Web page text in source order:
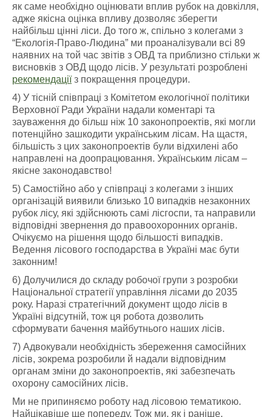
як саме необхідно оцінювати вплив рубок на довкілля,
адже якісна оцінка впливу дозволяє зберегти
найбільш цінні ліси. До того ж, спільно з колегами з
“Екологія-Право-Людина” ми проаналізували всі 89
наявних на той час звітів з ОВД та приблизно стільки ж
висновків з ОВД щодо лісів. У результаті розроблені
рекомендаціїз покращення процедури.
4) У тісній співпраці з Комітетом екологічної політики
Верховної Ради України надали коментарі та
зауваження до більш ніж 10 законопроектів, які могли
потенційно зашкодити українським лісам. На щастя,
більшість з цих законопроектів були відхилені або
направлені на доопрацювання. Українським лісам –
якісне законодавство!
5) Самостійно або у співпраці з колегами з інших
організацій виявили близько 10 випадків незаконних
рубок лісу, які здійснюють самі лісгоспи, та направили
відповідні звернення до правоохоронних органів.
Очікуємо на рішення щодо більшості випадків.
Ведення лісового господарства в Україні має бути
законним!
6) Долучилися до складу робочої групи з розробки
Національної стратегії управління лісами до 2035
року. Наразі стратегічний документ щодо лісів в
Україні відсутній, тож ця робота дозволить
сформувати бачення майбутнього наших лісів.
7) Адвокували необхідність збереження самосійних
лісів, зокрема розробили й надали відповідним
органам зміни до законопроектів, які забезпечать
охорону самосійних лісів.
Ми не припиняємо роботу над лісовою тематикою.
Найцікавіше ще попереду. Тож ми, як і раніше,